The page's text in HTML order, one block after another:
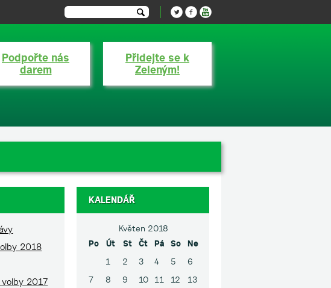
Přidejte se k
Zeleným!
Podpořte nás
darem
2018
2017
KALENDÁŘ
Květen 2018
Po
Út St Čt Pá So
Ne
1
2 3 4 5
6
7
8 9 10 11 12
13